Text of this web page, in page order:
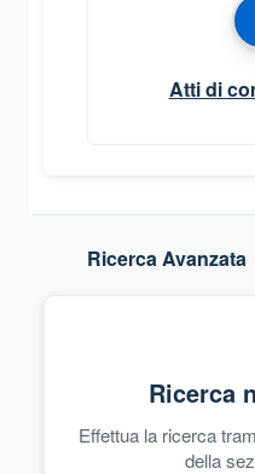
Atti di
Ricerca Avanzata
Ricerca
Effettua la ricerca
della